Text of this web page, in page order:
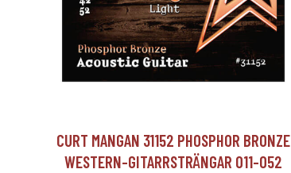
CURT MANGAN 31152 PHOSPHOR BRONZE
WESTERN-GITARRSTRÄNGAR 011-052